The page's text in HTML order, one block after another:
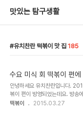
맛있는 탐구생활
유치찬란 떡볶이 맛 집 185
수요 미식 회 떡볶이 편
니 -대구 윤옥연 할매 떡
쌀농산
안녕하세요 유치찬란입니다.
볶이 편이 방영되었는데요. 방송
먼저 황 교익 음식 평론가님이 언
떡볶이 2015.03.27